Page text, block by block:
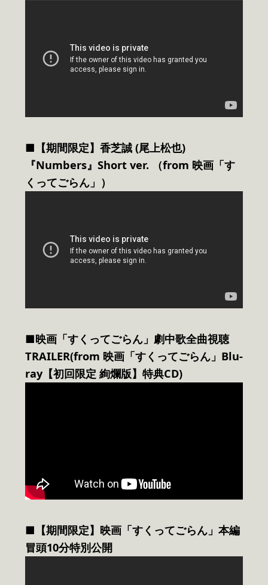
■【期間限定】香芝誠 (尾上松也)
『Numbers』Short ver. （from 映画「す
くってごらん」）
■映画「すくってごらん」劇中歌全曲視聴
TRAILER(from 映画「すくってごらん」Blu-
ray【初回限定 絢爛版】特典CD)
■【期間限定】映画「すくってごらん」本編
冒頭10分特別公開